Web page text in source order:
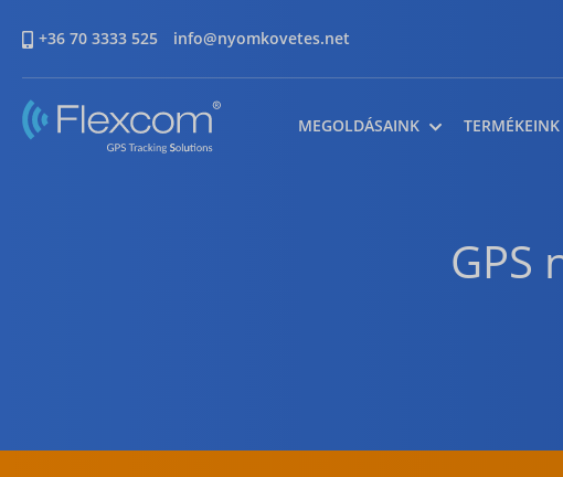
+36 70 3333 525 info@nyomkovetes.net
MEGOLDÁSAINK TERMÉKEINK
GPS